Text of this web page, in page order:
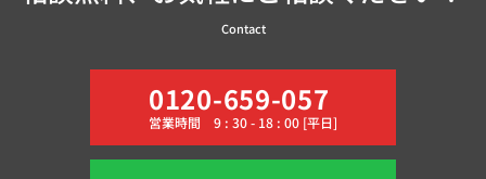
Contact
0120-659-057
営業時間 9 : 30 - 18 : 00 [平日]